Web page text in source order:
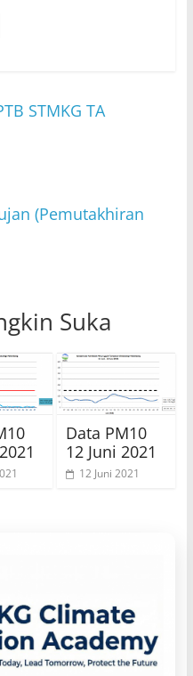
l
STMKG TA
(Pemutakhiran
Suka
Data PM10
12 Juni 2021
12 Juni 2021